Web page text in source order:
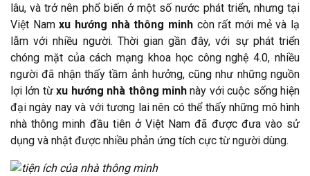
lâu, và trở nên phổ biến ở một số nước phát triển, nhưng tại
Việt Namxu hướng nhà thông minh còn rất mới mẻ và lạ
lẫm với nhiều người. Thời gian gần đây, với sự phát triển
chóng mặt của cách mạng khoa học công nghệ 4.0, nhiều
người đã nhận thấy tầm ảnh hưởng, cũng như những nguồn
lợi lớn từxu hướng nhà thông minhnày với cuộc sống hiện
đại ngày nay và với tương lai nên có thể thấy những mô hình
nhà thông minh đầu tiên ở Việt Nam đã được đưa vào sử
dụng và nhật được nhiều phản ứng tích cực từ người dùng.